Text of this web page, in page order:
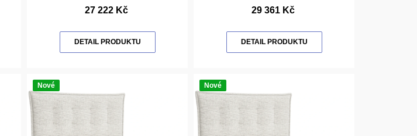
27 222 Kč
DETAIL PRODUKTU
29 361 Kč
DETAIL PRODUKTU
Nové Nové